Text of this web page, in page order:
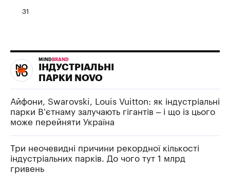
31
MIND BRAND
ІНДУСТРІАЛЬНІ
ПАРКИ NOVO
Айфони, Swarovski, Louis Vuitton: як індустріальні
парки В’єтнаму залучають гігантів – і що із цього
може перейняти Україна
Три неочевидні причини рекордної кількості
індустріальних парків. До чого тут 1 млрд
гривень